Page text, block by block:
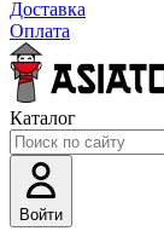
Доставка
Оплата
Каталог
Войти